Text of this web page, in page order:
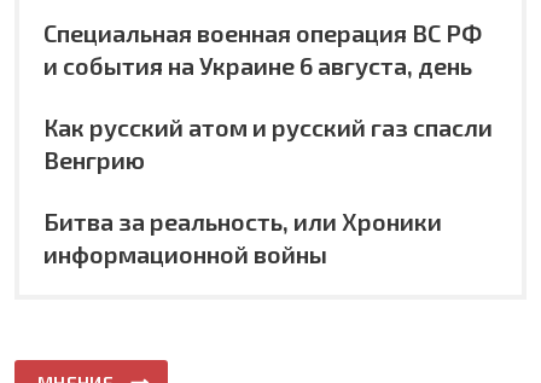
Специальная военная операция ВС РФ
и события на Украине 6 августа, день
Как русский атом и русский газ спасли
Венгрию
Битва за реальность, или Хроники
информационной войны